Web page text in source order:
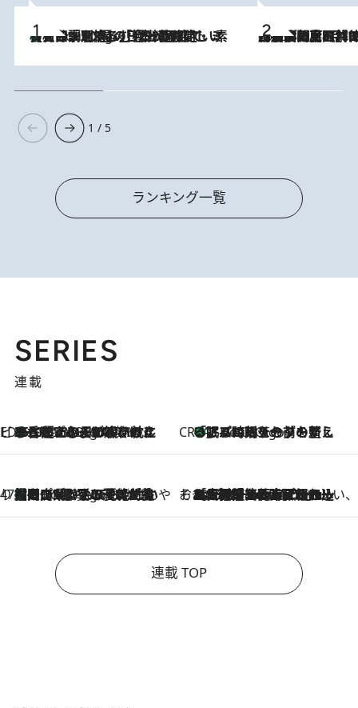
2 Hours Ago
【大分・別府】「今一番おいしい食材を調理する」1日2組限定・ミシュラン2ツ星の日本料理店で、素材と四季を愉しむ極上の時間 2026.8.8
「最後に見られてよかった」上野動物園の東園パンダ舎が解体前に特別公開。8月16日まで延長されたパネル展と共に辿る“半世紀”のパンダ飼育《解体工事の図面あり》
1 / 5
ランキング一覧
SERIES
連載
ビューティいいもの集め EDITORS' BEST
3 Hours Ago
35℃超えの日の夜、枕にひと吹き！ BAUMのルームスプレーが、ひのきの香りで心まで解きほぐす CREA'S CHOICE
3 Hours Ago
「眠る時刻をセットする」——眠りの前を整える、バルミューダの新しいアプローチ
47都道府県の手みやげ ひんやりスイーツで夏を満喫
3 Hours Ago
【岡山県】この夏絶対食べたい 冷やしておいしいおやつ3選 フルーツが主役のプリンやアイスが勢揃い そおだよおこの関西おいしい、おやつ紀行
2026.8.9
［大阪府箕面市］一皿一皿目の前で仕上げられる、料理を巧みに組み込んだアシェットデセールコース「ミチル アシェット デセール（Michiru assiette dessert）」
連載 TOP